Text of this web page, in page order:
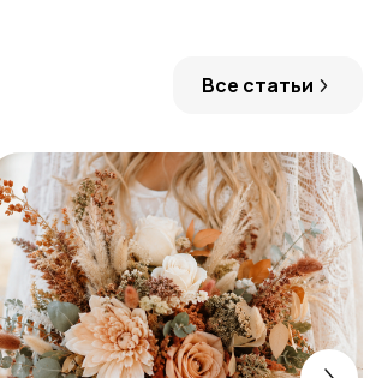
Все статьи